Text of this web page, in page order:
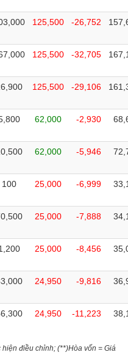
125,500 -26,752
125,500 -32,705
125,500 -29,106
62,000 -2,930
62,000 -5,946
100 25,000 -6,999
25,000 -7,888
25,000 -8,456
24,950 -9,816
24,950 -11,223
điều chỉnh; (**)Hòa vốn = Giá